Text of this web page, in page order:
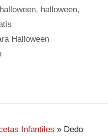
, halloween,
Halloween
Infantiles » Dedo